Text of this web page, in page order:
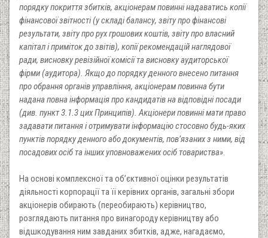
порядку покриття збитків, акціонерам повинні надаватись копії
фінансової звітності (у складі балансу, звіту про фінансові
результати, звіту про рух грошових коштів, звіту про власний
капітал і приміток до звітів), копії рекомендацій наглядової
ради, висновку ревізійної комісії та висновку аудиторської
фірми (аудитора). Якщо до порядку денного внесено питання
про обрання органів управління, акціонерам повинна бути
надана повна інформація про кандидатів на відповідні посади
(див. пункт 3.1.3 цих Принципів). Акціонери повинні мати право
задавати питання і отримувати інформацію стосовно будь-яких
пунктів порядку денного або документів, пов’язаних з ними, від
посадових осіб та інших уповноважених осіб товариства».
На основі комплексної та об’єктивної оцінки результатів
діяльності корпорації та її керівних органів, загальні збори
акціонерів обирають (переобирають) керівництво,
розглядають питання про винагороду керівництву або
відшкодування ним завданих збитків, адже, нагадаємо,